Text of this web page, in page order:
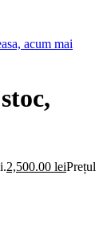
acum mai
2,500.00 leiPrețul